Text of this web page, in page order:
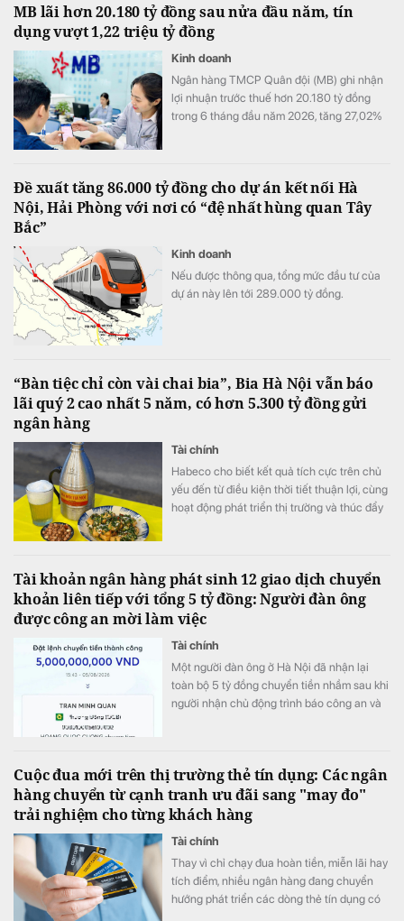
MB lãi hơn 20.180 tỷ đồng sau nửa đầu năm, tín
dụng vượt 1,22 triệu tỷ đồng
Kinh doanh
Ngân hàng TMCP Quân đội (MB) ghi nhận
lợi nhuận trước thuế hơn 20.180 tỷ đồng
trong 6 tháng đầu năm 2026, tăng 27,02%
1,74 triệu tỷ đồng.
Đề xuất tăng 86.000 tỷ đồng cho dự án kết nối Hà
Nội, Hải Phòng với nơi có “đệ nhất hùng quan Tây
Bắc”
Kinh doanh
Nếu được thông qua, tổng mức đầu tư của
dự án này lên tới 289.000 tỷ đồng.
“Bàn tiệc chỉ còn vài chai bia”, Bia Hà Nội vẫn báo
lãi quý 2 cao nhất 5 năm, có hơn 5.300 tỷ đồng gửi
ngân hàng
Tài chính
Habeco cho biết kết quả tích cực trên chủ
yếu đến từ điều kiện thời tiết thuận lợi, cùng
hoạt động phát triển thị trường và thúc đẩy
Tài khoản ngân hàng phát sinh 12 giao dịch chuyển
khoản liên tiếp với tổng 5 tỷ đồng: Người đàn ông
được công an mời làm việc
Tài chính
Một người đàn ông ở Hà Nội đã nhận lại
toàn bộ 5 tỷ đồng chuyển tiền nhầm sau khi
người nhận chủ động trình báo công an và
Cuộc đua mới trên thị trường thẻ tín dụng: Các ngân
hàng chuyển từ cạnh tranh ưu đãi sang "may đo"
trải nghiệm cho từng khách hàng
Tài chính
Thay vì chỉ chạy đua hoàn tiền, miễn lãi hay
tích điểm, nhiều ngân hàng đang chuyển
hướng phát triển các dòng thẻ tín dụng có